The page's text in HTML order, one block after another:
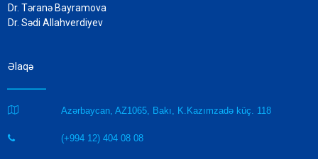
Dr. Təranə Bayramova
Dr. Sədi Allahverdiyev
Əlaqə
 Azərbaycan, AZ1065, Bakı, K.Kazımzadə küç. 118
 (+994 12) 404 08 08